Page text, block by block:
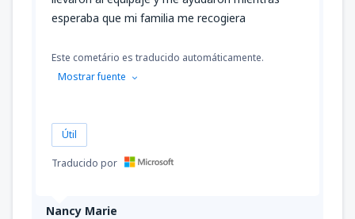
Nancy Marie
esperaba que mi familia me recogiera
Este cometário es traducido automáticamente.
Mostrar fuente
Útil
Traducido por